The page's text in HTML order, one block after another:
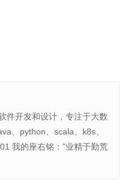
件开发和设计，专注于大数
、python、scala、k8s、
我的座右铭："业精于勤荒